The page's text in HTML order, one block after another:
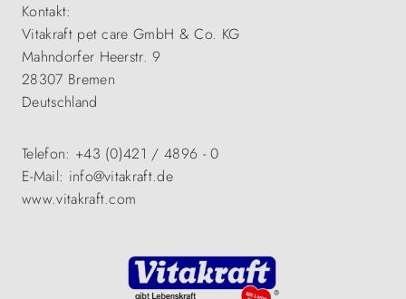
Kontakt:
Vitakraft pet care GmbH & Co. KG
Mahndorfer Heerstr. 9
28307 Bremen
Deutschland
Telefon: +43 (0)421 / 4896 - 0
E-Mail: info@vitakraft.de
www.vitakraft.com